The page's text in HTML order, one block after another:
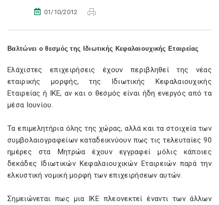
01/10/2012
Βαλτώνει ο θεσμός της Ιδιωτικής Κεφαλαιουχικής Εταιρείας
Ελάχιστες επιχειρήσεις έχουν περιβληθεί της νέας
εταιρικής μορφής, της Ιδιωτικής Κεφαλαιουχικής
Εταιρείας ή ΙΚΕ, αν και ο θεσμός είναι ήδη ενεργός από τα
μέσα Ιουνίου.
Τα επιμελητήρια όλης της χώρας, αλλά και τα στοιχεία των
συμβολαιογραφείων καταδεικνύουν πως τις τελευταίες 90
ημέρες στα Μητρώα έχουν εγγραφεί μόλις κάποιες
δεκάδες Ιδιωτικών Κεφαλαιουχικών Εταιρειών παρά την
ελκυστική νομική μορφή των επιχειρήσεων αυτών.
Σημειώνεται πως μια ΙΚΕ πλεονεκτεί έναντι των άλλων